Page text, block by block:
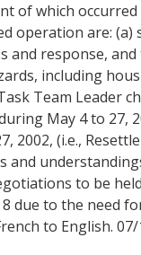
of which
operation are:
response,
including
Team Leader
May 4 to
(i.e.,
and
to be
due to the need
to English.